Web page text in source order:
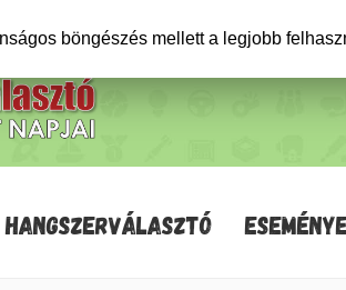
böngészés mellett a legjobb